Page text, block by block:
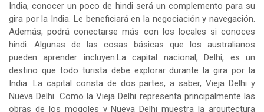
India, conocer un poco de hindi será un complemento para su
gira por la India. Le beneficiará en la negociación y navegación.
Además, podrá conectarse más con los locales si conoces
hindi. Algunas de las cosas básicas que los australianos
pueden aprender incluyen:La capital nacional, Delhi, es un
destino que todo turista debe explorar durante la gira por la
India. La capital consta de dos partes, a saber, Vieja Delhi y
Nueva Delhi. Como la Vieja Delhi representa principalmente las
obras de los mogoles y Nueva Delhi muestra la arquitectura